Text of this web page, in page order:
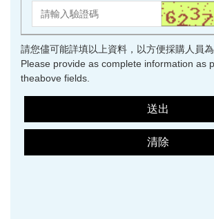
請您儘可能詳填以上資料，以方便採購人員
Please provide as complete information as
theabove fields.
送出
清除